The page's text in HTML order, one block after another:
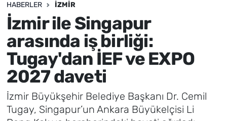
HABERLER İZMIR
İzmir ile Singapur
arasında iş birliği:
Tugay'dan İEF ve EXPO
2027 daveti
İzmir Büyükşehir Belediye Başkanı Dr. Cemil
Tugay, Singapur’un Ankara Büyükelçisi Li
Asayiş / Polis-Adliye
Magazin
Foto Galeri
Künye